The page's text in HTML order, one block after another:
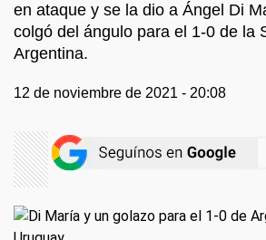
en ataque y se la dio a Ángel Di
colgó del ángulo para el 1-0 de la
Argentina.
12 de noviembre de 2021 - 20:08